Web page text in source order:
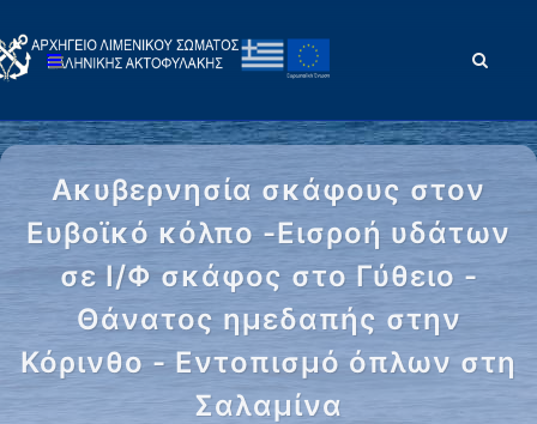
Ακυβερνησία σκάφους στον
Ευβοϊκό κόλπο -Εισροή υδάτων
σε Ι/Φ σκάφος στο Γύθειο -
Θάνατος ημεδαπής στην
Κόρινθο - Εντοπισμό όπλων στη
Σαλαμίνα